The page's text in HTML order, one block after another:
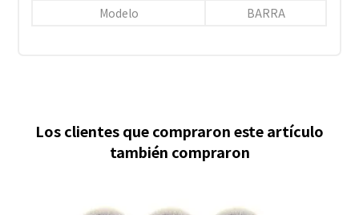
Modelo
BARRA
Los clientes que compraron este artículo
también compraron